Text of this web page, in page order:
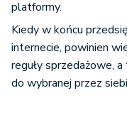
platformy.
Kiedy w końcu
internecie, powinien
reguły sprzedażowe,
do wybranej przez